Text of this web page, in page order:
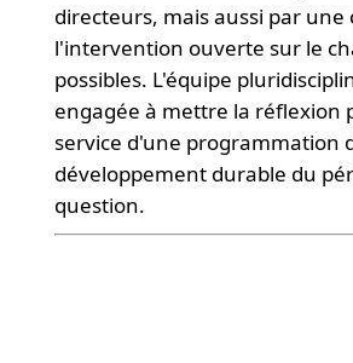
directeurs, mais aussi par une
l'intervention ouverte sur le
possibles. L'équipe
engagée à mettre la réflexion
service d'une programmation
développement durable du
question.